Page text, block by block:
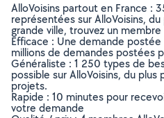
AlloVoisins partout en France :
représentées sur AlloVoisins,
grande ville, trouvez un
Efficace : Une demande
millions de demandes postées
Généraliste : 1 250 types de
possible sur AlloVoisins, du
projets.
Rapide : 10 minutes pour
votre demande